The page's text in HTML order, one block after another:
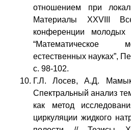
отношением при
Материалы XXVIII
конференции молодых
“Математическое
естественных науках”,
с. 98-102.
Г.Л. Лосев, А.Д.
Спектральный анализ
как метод
циркуляции жидкого